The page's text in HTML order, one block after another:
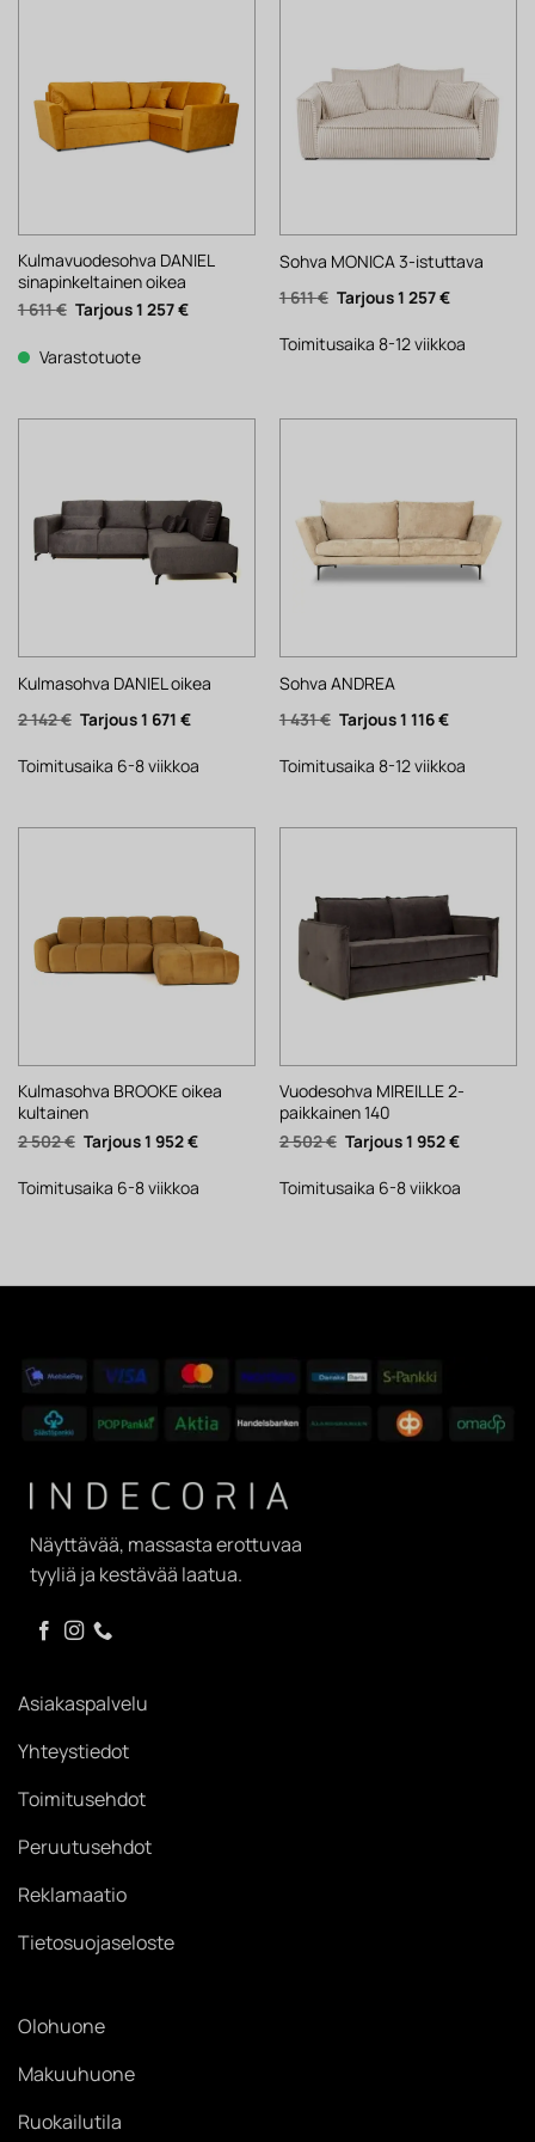
Kulmavuodesohva DANIEL
sinapinkeltainen oikea
1 611€ Alkuperäinen
hinta
1
611 €.
1 257€Nykyinen
Varastotuote
Sohva MONICA 3-istuttava
1 611€ Alkuperäinen
hinta
1
611 €.
1 257€Nykyinen
1
257 €.
Toimitusaika 8-12 viikkoa
Kulmasohva DANIEL oikea
2 142€ Alkuperäinen
hinta
2
142 €.
1 671 €Nykyinen
1
671 €.
Toimitusaika 6-8 viikkoa
Sohva ANDREA
1 431€ Alkuperäinen
hinta
1
431 €.
1 116€Nykyinen
1
116 €.
Toimitusaika 8-12 viikkoa
Kulmasohva BROOKE oikea
kultainen
2 502€ Alkuperäinen
hinta
2
502 €.
1 952€Nykyinen
1
Toimitusaika 6-8 viikkoa
Vuodesohva MIREILLE 2-
paikkainen 140
2 502€ Alkuperäinen
hinta
2
502 €.
1 952€Nykyinen
1
Toimitusaika 6-8 viikkoa
Näyttävää, massasta erottuvaa
tyyliä ja kestävää laatua.
Asiakaspalvelu
Yhteystiedot
Toimitusehdot
Peruutusehdot
Reklamaatio
Tietosuojaseloste
Olohuone
Makuuhuone
Ruokailutila